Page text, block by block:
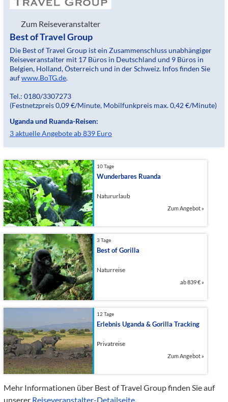
Zum Reiseveranstalter
Best of Travel Group
Die Best of Travel Group ist ein Zusammenschluss unabhängiger
Reiseveranstalter mit 17 Büros in Deutschland und 9 Büros in
Belgien, Holland, Österreich und in der Schweiz. Infos finden Sie
aufwww.BoTG.de.
Tel.: 0180/3307273
(Festnetzpreis 0,09 €/Minute, Mobilfunkpreis max. 0,42 €/Minute)
Uganda und Ruanda-Reisen:
3 aktuelle Angebote ab 839 Euro
10 Tage
Wunderbares Ruanda
Natururlaub
Zum Angebot »
3 Tage
Best of Gorilla
Naturreise
ab839 € »
12 Tage
Erlebnis Uganda & Gorilla Tracking
Privatreise
Zum Angebot »
Mehr Informationen über Best of Travel Group finden Sie auf
unserer Reiseveranstalter-Detailseite.